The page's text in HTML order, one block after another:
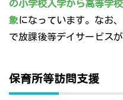
の小学校入学から高等学
象になっています。なお
で放課後等デイサービス
保育所等訪問支援